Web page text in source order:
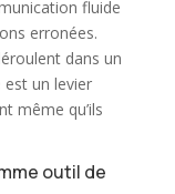
fluide
erronées.
dans un
est un levier
même qu’ils
outil de